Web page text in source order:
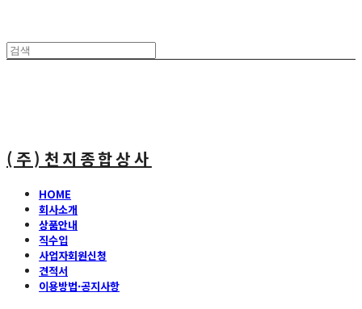
(주)천지종합상사
HOME
회사소개
상품안내
직수입
사업자회원신청
견적서
이용방법·공지사항